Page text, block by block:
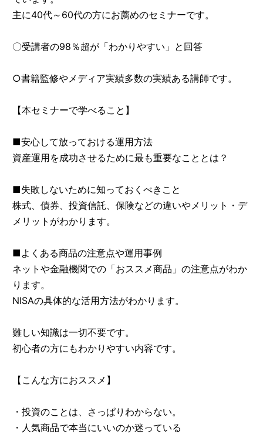
主に40代～60代の方にお薦めのセミナーです。
〇受講者の98％超が「わかりやすい」と回答
○書籍監修やメディア実績多数の実績ある講師です。
【本セミナーで学べること】
■安心して放っておける運用方法
資産運用を成功させるために最も重要なこととは？
■失敗しないために知っておくべきこと
株式、債券、投資信託、保険などの違いやメリット・デ
メリットがわかります。
■よくある商品の注意点や運用事例
ネットや金融機関での「おススメ商品」の注意点がわか
ります。
NISAの具体的な活用方法がわかります。
難しい知識は一切不要です。
初心者の方にもわかりやすい内容です。
【こんな方におススメ】
・投資のことは、さっぱりわからない。
・人気商品で本当にいいのか迷っている